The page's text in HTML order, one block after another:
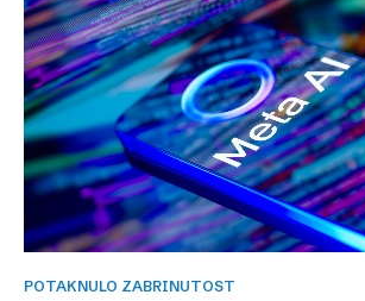
POTAKNULO ZABRINUTOST